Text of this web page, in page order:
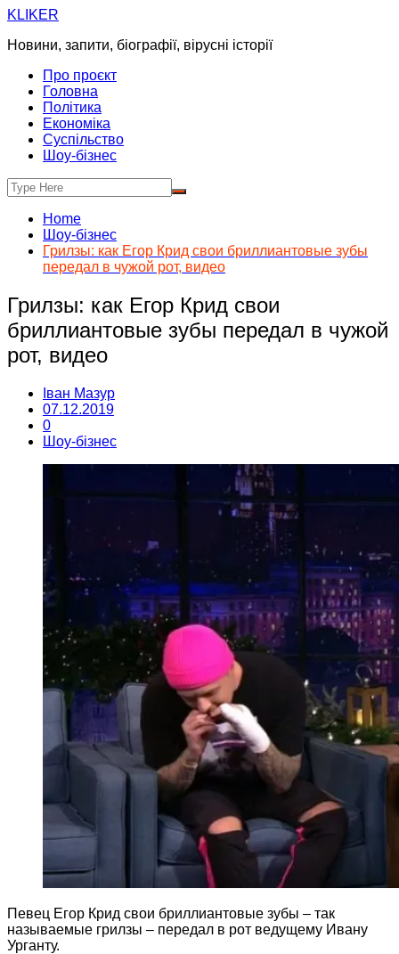
Skip
content
KLIKER
Новини, запити, біографії, вірусні історії
Про проєкт
Головна
Політика
Економіка
Суспільство
Шоу-бізнес
Home
Шоу-бізнес
Грилзы: как Егор Крид свои бриллиантовые зубы
передал в чужой рот, видео
Грилзы: как Егор Крид свои
бриллиантовые зубы передал в чужой
рот, видео
Іван Мазур
07.12.2019
0
Шоу-бізнес
Певец Егор Крид свои бриллиантовые зубы – так
называемые грилзы – передал в рот ведущему Ивану
Урганту.